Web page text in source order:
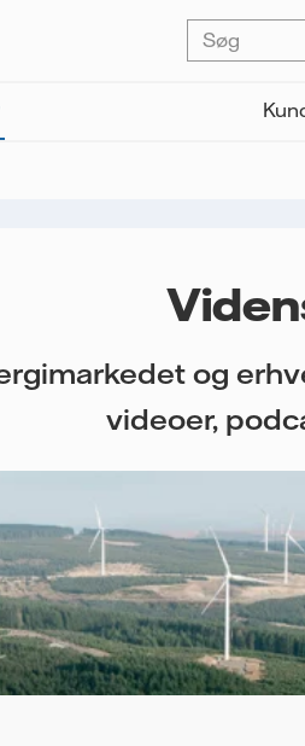
og
videoer,